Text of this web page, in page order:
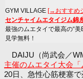
GYM VILLAGE [→おすすめ
センチャイムエタイジム錦
最強のムエタイで最高の“美
見学無料！
DAIJU（尚武会／
主催のムエタイ大会
20日、急性心筋梗塞で